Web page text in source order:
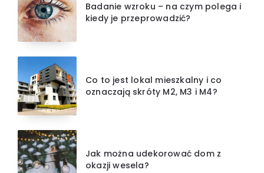
Badanie wzroku – na czym polega i
kiedy je przeprowadzić?
Co to jest lokal mieszkalny i co
oznaczają skróty M2, M3 i M4?
Jak można udekorować dom z
okazji wesela?